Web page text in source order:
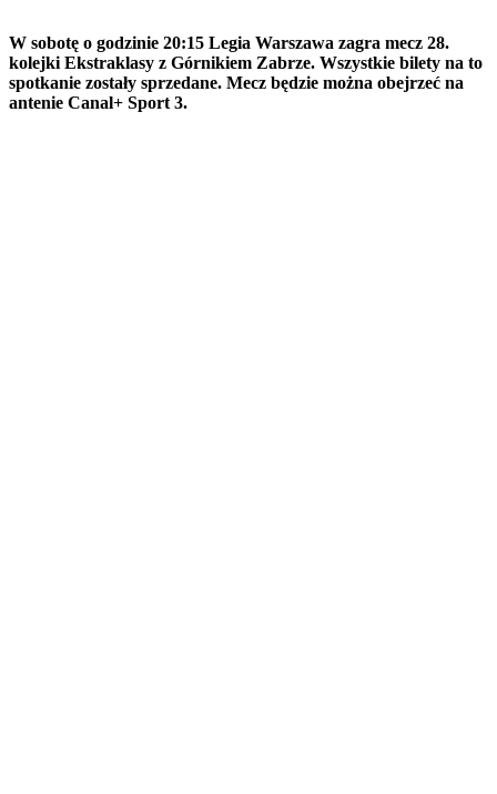
W sobotę o godzinie 20:15 Legia Warszawa zagra mecz 28.
kolejki Ekstraklasy z Górnikiem Zabrze. Wszystkie bilety na to
spotkanie zostały sprzedane. Mecz będzie można obejrzeć na
antenie Canal+ Sport 3.